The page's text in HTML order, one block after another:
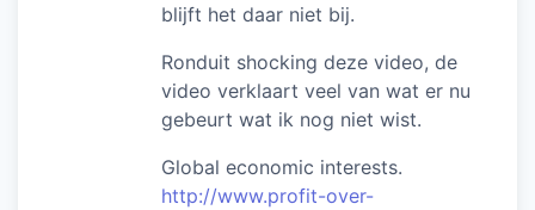
blijft het daar niet bij.
Ronduit shocking deze video, de
video verklaart veel van wat er nu
gebeurt wat ik nog niet wist.
Global economic interests.
http://www.profit-over-